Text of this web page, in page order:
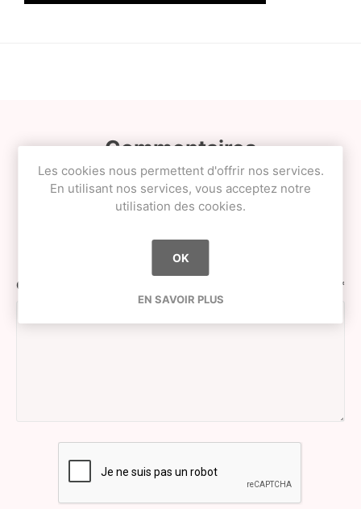
Commentaires
CLOSE
Commentaire: *
Les cookies nous permettent d'offrir nos services.
En utilisant nos services, vous acceptez notre
utilisation des cookies.
OK
EN SAVOIR PLUS